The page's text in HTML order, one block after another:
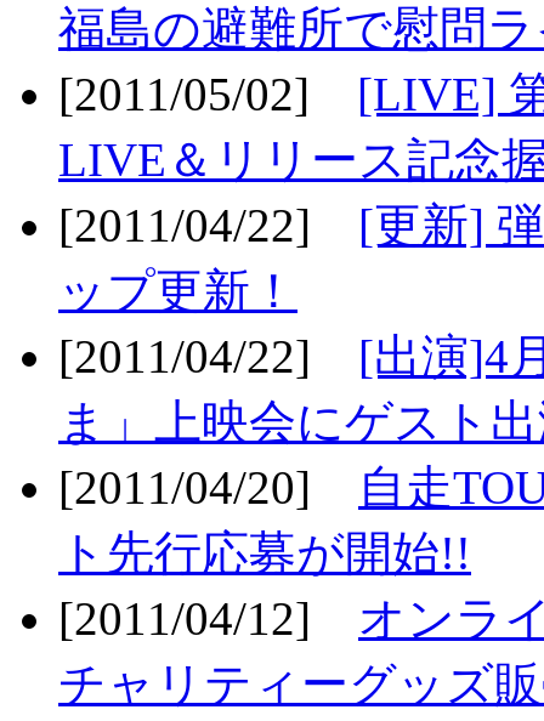
福島の避難所で慰問
[2011/05/02] [LIVE]
LIVE＆リリース記念
[2011/04/22] [更新]
ップ更新！
[2011/04/22] [出演]4
ま」上映会にゲスト
[2011/04/20]
自走
ト先行応募が開始!!
[2011/04/12] オンラ
チャリティーグッズ